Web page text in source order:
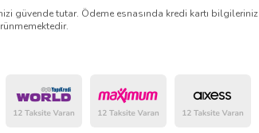
güvende tutar. Ödeme esnasında kredi kartı bilgileriniz